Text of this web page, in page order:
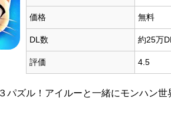
価格 無料
DL数 約25万DL
評価 4.5
パズル！アイルーと一緒にモンハン世